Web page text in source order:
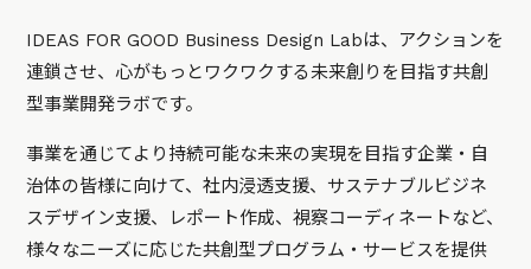
IDEAS FOR GOOD Business Design Labは、アクションを
連鎖させ、心がもっとワクワクする未来創りを目指す共創
型事業開発ラボです。
事業を通じてより持続可能な未来の実現を目指す企業・自
治体の皆様に向けて、社内浸透支援、サステナブルビジネ
スデザイン支援、レポート作成、視察コーディネートなど、
様々なニーズに応じた共創型プログラム・サービスを提供